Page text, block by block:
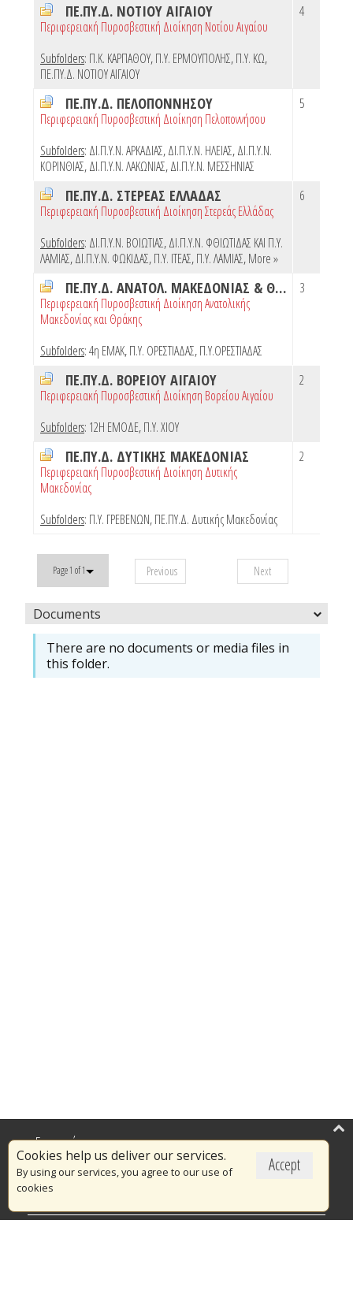
ΠΕ.ΠΥ.Δ. ΝΟΤΙΟΥ ΑΙΓΑΙΟΥ
Περιφερειακή Πυροσβεστική Διοίκηση Νοτίου Αιγαίου
Subfolders: Π.Κ. ΚΑΡΠΑΘΟΥ,Π.Υ. ΕΡΜΟΥΠΟΛΗΣ,Π.Υ. ΚΩ,
ΠΕ.ΠΥ.Δ. ΝΟΤΙΟΥ ΑΙΓΑΙΟΥ
4
ΠΕ.ΠΥ.Δ. ΠΕΛΟΠΟΝΝΗΣΟΥ
Περιφερειακή Πυροσβεστική Διοίκηση Πελοποννήσου
Subfolders: ΔΙ.Π.Υ.Ν. ΑΡΚΑΔΙΑΣ,ΔΙ.Π.Υ.Ν. ΗΛΕΙΑΣ,ΔΙ.Π.Υ.Ν.
ΚΟΡΙΝΘΙΑΣ,ΔΙ.Π.Υ.Ν. ΛΑΚΩΝΙΑΣ,ΔΙ.Π.Υ.Ν. ΜΕΣΣΗΝΙΑΣ
5
ΠΕ.ΠΥ.Δ. ΣΤΕΡΕΑΣ ΕΛΛΑΔΑΣ
Περιφερειακή Πυροσβεστική Διοίκηση Στερεάς Ελλάδας
Subfolders: ΔΙ.Π.Υ.Ν. ΒΟΙΩΤΙΑΣ,ΔΙ.Π.Υ.Ν. ΦΘΙΩΤΙΔΑΣ ΚΑΙ Π.Υ.
ΛΑΜΙΑΣ,ΔΙ.Π.Υ.Ν. ΦΩΚΙΔΑΣ,Π.Υ. ΙΤΕΑΣ,Π.Υ. ΛΑΜΙΑΣ,More »
6
ΠΕ.ΠΥ.Δ. ΑΝΑΤΟΛ. ΜΑΚΕΔΟΝΙΑΣ & ΘΡΑΚΗΣ
Περιφερειακή Πυροσβεστική Διοίκηση Ανατολικής
Μακεδονίας και Θράκης
Subfolders:4η ΕΜΑΚ,Π.Υ. ΟΡΕΣΤΙΑΔΑΣ,Π.Υ.ΟΡΕΣΤΙΑΔΑΣ
3
ΠΕ.ΠΥ.Δ. ΒΟΡΕΙΟΥ ΑΙΓΑΙΟΥ
Περιφερειακή Πυροσβεστική Διοίκηση Βορείου Αιγαίου
Subfolders: 12Η ΕΜΟΔΕ,Π.Υ. ΧΙΟΥ
2
ΠΕ.ΠΥ.Δ. ΔΥΤΙΚΗΣ ΜΑΚΕΔΟΝΙΑΣ
Περιφερειακή Πυροσβεστική Διοίκηση Δυτικής
Μακεδονίας
Subfolders: Π.Υ. ΓΡΕΒΕΝΩΝ,ΠΕ.ΠΥ.Δ. Δυτικής Μακεδονίας
2
Page 1 of 1 Previous Next
Documents
There are no documents or media files in
this folder.
Accept
Cookies help us deliver our services.
By using our services, you agree to our use of
cookies
Επικαιρότητα
Το Πυροσβεστικό Σώμα